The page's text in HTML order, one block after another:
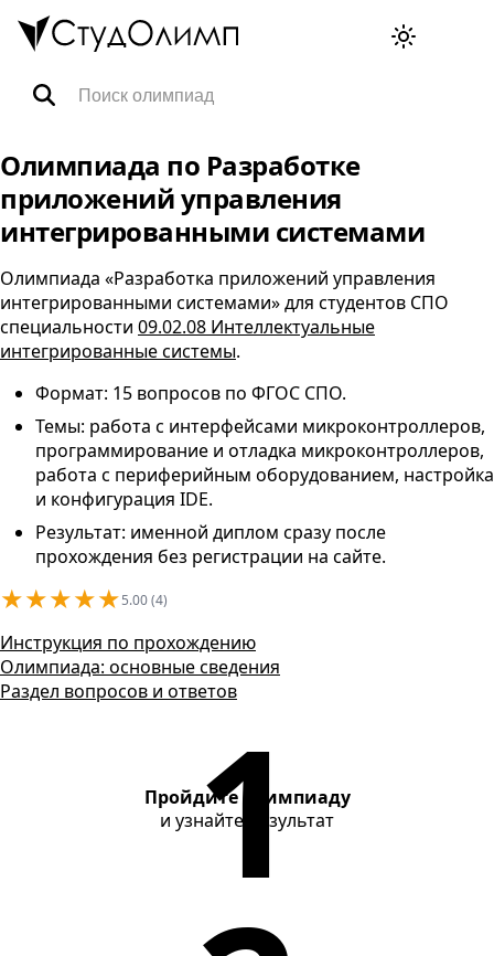
Олимпиада по Разработке
приложений управления
интегрированными системами
Олимпиада «Разработка приложений управления
интегрированными системами» для студентов СПО
специальности 09.02.08 Интеллектуальные
интегрированные системы.
Формат: 15 вопросов по ФГОС СПО.
Темы: работа с интерфейсами микроконтроллеров,
программирование и отладка микроконтроллеров,
работа с периферийным оборудованием, настройка
и конфигурация IDE.
Результат: именной диплом сразу после
прохождения без регистрации на сайте.
★★★★★5.00 (4)
Инструкция по прохождению
Олимпиада: основные сведения
Раздел вопросов и ответов
Пройдите олимпиаду
и узнайте результат
Специальности
Тренажёры ВПР
FAQ
Корзина
Контакты